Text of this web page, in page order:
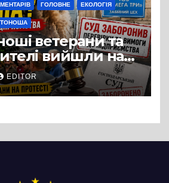
ГОЛОВНЕ ЕКОЛОГІЯ
ветерани та
вийшли на
стін
ТОВ «Омега
EDITOR